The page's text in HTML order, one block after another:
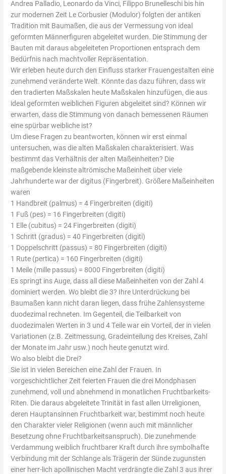
Andrea Palladio, Leonardo da Vinci, Filippo Brunelleschi bis hin
zur modernen Zeit Le Corbusier (Modulor) folgten der antiken
Tradition mit Baumaßen, die aus der Vermessung von ideal
geformten Männerfiguren abgeleitet wurden. Die Stimmung der
Bauten mit daraus abgeleiteten Proportionen entsprach dem
Bedürfnis nach machtvoller Repräsentation.
Wir erleben heute durch den Einfluss starker Frauengestalten eine
zunehmend veränderte Welt. Könnte das dazu führen, dass wir
den tradierten Maßskalen heute Maßskalen hinzufügen, die aus
ideal geformten weiblichen Figuren abgeleitet sind? Können wir
erwarten, dass die Stimmung von danach bemessenen Räumen
eine spürbar weibliche ist?
Um diese Fragen zu beantworten, können wir erst einmal
untersuchen, was die alten Maßskalen charakterisiert. Was
bestimmt das Verhältnis der alten Maßeinheiten? Die
maßgebende kleinste altrömische Maßeinheit über viele
Jahrhunderte war der digitus (Fingerbreit). Größere Maßeinheiten
waren
1 Handbreit (palmus) = 4 Fingerbreiten (digiti)
1 Fuß (pes) = 16 Fingerbreiten (digiti)
1 Elle (cubitus) = 24 Fingerbreiten (digiti)
1 Schritt (gradus) = 40 Fingerbreiten (digiti)
1 Doppelschritt (passus) = 80 Fingerbreiten (digiti)
1 Rute (pertica) = 160 Fingerbreiten (digiti)
1 Meile (mille passus) = 8000 Fingerbreiten (digiti)
Es springt ins Auge, dass all diese Maßeinheiten von der Zahl 4
dominiert werden. Wo bleibt die 3? Ihre Unterdrückung bei
Baumaßen kann nicht daran liegen, dass frühe Zahlensysteme
duodezimal rechneten. Im Gegenteil, die Teilbarkeit von
duodezimalen Werten in 3 und 4 Teile war ein Vorteil, der in vielen
Variationen (z.B. Zeitmessung, Gradeinteilung des Kreises, Zahl
der Monate im Jahr usw.) noch heute genutzt wird.
Wo also bleibt die Drei?
Sie ist in vielen Bereichen eine Zahl der Frauen. In
vorgeschichtlicher Zeit feierten Frauen die drei Mondphasen
zunehmend, voll und abnehmend in monatlichen Fruchtbarkeits-
Riten. Die daraus abgeleitete Trinität in fast allen Urreligionen,
deren Hauptansinnen Fruchtbarkeit war, bestimmt noch heute
den Charakter vieler Religionen (wenn auch mit männlicher
Besetzung ohne Fruchtbarkeitsanspruch). Die zunehmende
Verdammung weiblich fruchtbarer Kraft durch ihre symbolhafte
Verbindung mit der Schlange als Trägerin der Sünde zugunsten
einer herr-lich apollinischen Macht verdrängte die Zahl 3 aus ihrer